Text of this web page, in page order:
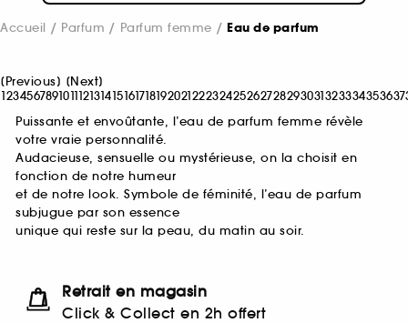
Accueil Parfum Parfum femme Eau de parfum
[Previous] [Next]
12345678910111213141516171819202122232425262728293031323334353637
Puissante et envoûtante, l’eau de parfum femme révèle
votre vraie personnalité.
Audacieuse, sensuelle ou mystérieuse, on la choisit en
fonction de notre humeur
et de notre look. Symbole de féminité, l’eau de parfum
subjugue par son essence
unique qui reste sur la peau, du matin au soir.
Retrait en magasin
Click & Collect en 2h offert